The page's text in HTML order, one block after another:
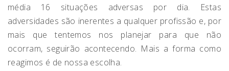
média 16 situações adversas por dia. Estas
adversidades são inerentes a qualquer profissão e, por
mais que tentemos nos planejar para que não
ocorram, seguirão acontecendo. Mais a forma como
reagimos é de nossa escolha.